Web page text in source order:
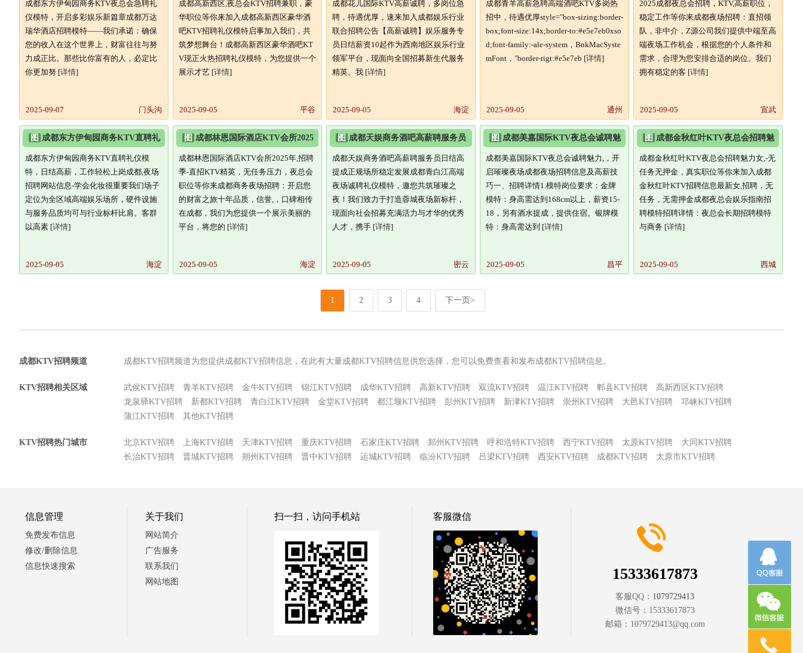
成都东方伊甸园商务KTV夜总会急聘礼
仪模特，开启多彩娱乐新篇章成都万达
瑞华酒店招聘模特——我们承诺：确保
您的收入在这个世界上，财富往往与努
力成正比。那些比你富有的人，必定比
你更加努 [详情]
2025-09-07 门头沟
成都高新西区,夜总会KTV招聘兼职，豪
华职位等你来加入成都高新西区豪华酒
吧KTV招聘礼仪模特启事加入我们，共
筑梦想舞台！成都高新西区豪华酒吧KT
V现正火热招聘礼仪模特，为您提供一个
展示才艺 [详情]
2025-09-05 平谷
成都花儿国际KTV高薪诚聘，多岗位急
聘，待遇优厚，速来加入成都娱乐行业
联合招聘公告【高薪诚聘】娱乐服务专
员日结薪资10起作为西南地区娱乐行业
领军平台，现面向全国招募新生代服务
精英。我 [详情]
2025-09-05 海淀
成都青羊高薪急聘高端酒吧KTV多岗热
招中，待遇优厚style="box-sizing:border-
box;font-size:14x;border-to:#e5e7eb0xso
d;font-family:-ale-system，BnkMacSyste
mFont，"border-rigt:#e5e7eb [详情]
2025-09-05 通州
2025成都夜总会招聘，KTV,高薪职位，
稳定工作等你来成都夜场招聘：直招领
队，非中介，Z源公司我们提供中端至高
端夜场工作机会，根据您的个人条件和
需求，合理为您安排合适的岗位。我们
拥有稳定的客 [详情]
2025-09-05 宣武
图 成都东方伊甸园商务KTV直聘礼
仪模特,日结高薪,工作轻松
成都东方伊甸园商务KTV直聘礼仪模
特，日结高薪，工作轻松上岗成都,夜场
招聘网站信息-学会化妆很重要我们场子
定位为全区域高端娱乐场所，硬件设施
与服务品质均可与行业标杆比肩。客群
以高素 [详情]
2025-09-05 海淀
图 成都林恩国际酒店KTV会所2025
年,招聘季-直招KTV精英
成都林恩国际酒店KTV会所2025年,招聘
季-直招KTV精英，无任务压力，夜总会
职位等你来成都商务夜场招聘：开启您
的财富之旅十年品质，信誉,，口碑相传
在成都，我们为您提供一个展示美丽的
平台，将您的 [详情]
2025-09-05 海淀
图 成都天娱商务酒吧高薪聘服务员
日结高提成正规场所稳定发
成都天娱商务酒吧高薪聘服务员日结高
提成正规场所稳定发展成都青白江高端
夜场诚聘礼仪模特，邀您共筑璀璨之
夜！我们致力于打造蓉城夜场新标杆，
现面向社会招募充满活力与才华的优秀
人才，携手 [详情]
2025-09-05 密云
图 成都美嘉国际KTV夜总会诚聘魅
力,开启璀璨夜场
成都美嘉国际KTV夜总会诚聘魅力,，开
启璀璨夜场成都夜场招聘信息及高薪技
巧一、招聘详情1.模特岗位要求：金牌
模特：身高需达到168cm以上，薪资15-
18，另有酒水提成，提供住宿。银牌模
特：身高需达到 [详情]
2025-09-05 昌平
图 成都金秋红叶KTV夜总会招聘魅
力女-无任务无押金,真实职位
成都金秋红叶KTV夜总会招聘魅力女,-无
任务无押金，真实职位等你来加入成都
金秋红叶KTV招聘信息最新女,招聘，无
任务，无需押金成都夜总会娱乐指南招
聘模特招聘详情：夜总会长期招聘模特
与商务 [详情]
2025-09-05 西城
1 2 3 4 下一页>
成都KTV招聘频道 成都KTV招聘频道为您提供成都KTV招聘信息，在此有大量成都KTV招聘信息供您选择，您可以免费查看和发布成都KTV招聘信息。
KTV招聘相关区域 武侯KTV招聘 青羊KTV招聘 金牛KTV招聘 锦江KTV招聘 成华KTV招聘 高新KTV招聘 双流KTV招聘 温江KTV招聘 郫县KTV招聘
高新西区KTV招聘
龙泉驿KTV招聘
新都KTV招聘 青白江KTV招聘 金堂KTV招聘 都江堰KTV招聘 彭州KTV招聘 新津KTV招聘 崇州KTV招聘 大邑KTV招聘
邛崃KTV招聘
蒲江KTV招聘
其他KTV招聘
KTV招聘热门城市 北京KTV招聘 上海KTV招聘 天津KTV招聘 重庆KTV招聘 石家庄KTV招聘 郑州KTV招聘 呼和浩特KTV招聘 西宁KTV招聘 太原KTV招聘
大同KTV招聘
长治KTV招聘
晋城KTV招聘 朔州KTV招聘 晋中KTV招聘 运城KTV招聘 临汾KTV招聘 吕梁KTV招聘 西安KTV招聘 成都KTV招聘 太原市KTV招聘
信息管理
免费发布信息
修改/删除信息
信息快速搜索
关于我们
网站简介
广告服务
联系我们
网站地图
扫一扫，访问手机站 客服微信
15333617873
客服QQ： 1079729413
微信号： 15333617873
邮箱： 1079729413@qq.com